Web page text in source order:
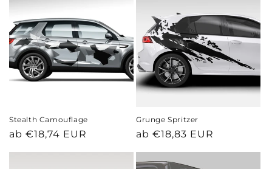
Stealth Camouflage
Normaler
ab €18,74 EUR
Grunge Spritzer
Normaler
ab €18,83 EUR